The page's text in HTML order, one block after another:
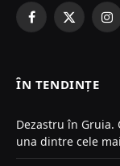
Facebook
X
ÎN TENDINȚE
Dezastru în Gruia.
una dintre cele